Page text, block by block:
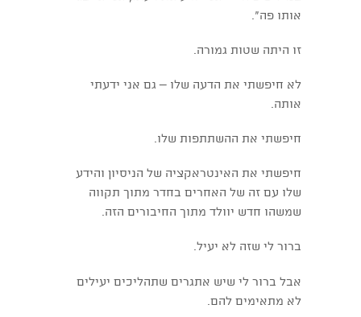
אותו פה".
זו היתה שטות גמורה.
לא חיפשתי את הדעה שלו – גם אני ידעתי
אותה.
חיפשתי את ההשתתפות שלו.
חיפשתי את האינטראקציה של הניסיון והידע
שלו עם זה של האחרים בחדר מתוך תקווה
שמשהו חדש יוולד מתוך החיבורים הזה.
ברור לי שזה לא יעיל.
אבל ברור לי שיש אתגרים שתהליכים יעילים
לא מתאימים להם.